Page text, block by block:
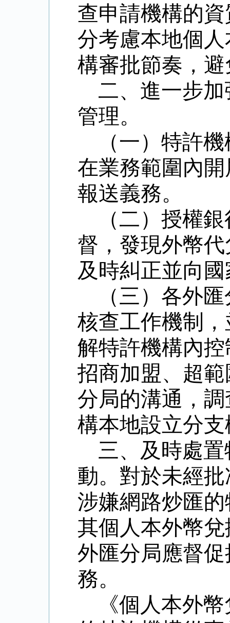
查申請機構的
分考慮本地個
構審批節奏，
二、進一步
管理。
（一）特許
在業務範圍內
報送義務。
（二）授權
督，發現外幣
及時糾正並向
（三）各外
核查工作機制
解特許機構內
招商加盟、超
分局的溝通，
構本地設立分
三、及時處
動。對於未經
涉嫌網路炒匯
其個人本外幣
外匯分局應督
務。
《個人本外